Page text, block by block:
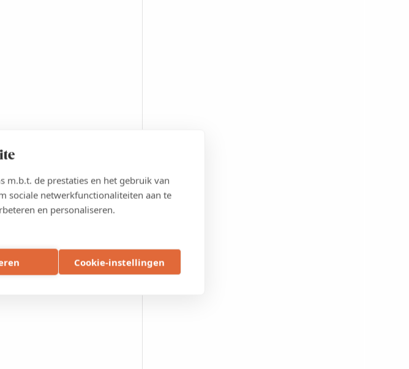
m.b.t. de prestaties en het gebruik van
sociale netwerkfunctionaliteiten aan te
en personaliseren.
Cookie-instellingen